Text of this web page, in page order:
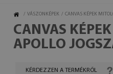
/ VÁSZONKÉPEK / CANVAS KÉPEK
CANVAS
APOLLO
KÉRDEZZEN A TERMÉKRŐL